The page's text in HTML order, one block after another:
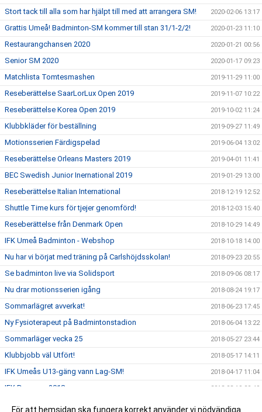
Stort tack till alla som har hjälpt till med att arrangera SM! 2020-02-06 13:17
Grattis Umeå! Badminton-SM kommer till stan 31/1-2/2! 2020-01-23 11:10
Restaurangchansen 2020 2020-01-21 00:56
Senior SM 2020 2020-01-17 09:23
Matchlista Tomtesmashen 2019-11-29 11:00
Reseberättelse SaarLorLux Open 2019 2019-11-07 10:22
Reseberättelse Korea Open 2019 2019-10-02 11:24
Klubbkläder för beställning 2019-09-27 11:49
Motionsserien Färdigspelad 2019-06-04 13:02
Reseberättelse Orleans Masters 2019 2019-04-01 11:41
BEC Swedish Junior Inernational 2019 2019-01-29 13:00
Reseberättelse Italian International 2018-12-19 12:52
Shuttle Time kurs för tjejer genomförd! 2018-12-03 15:40
Reseberättelse från Denmark Open 2018-10-29 14:49
IFK Umeå Badminton - Webshop 2018-10-18 14:00
Nu har vi börjat med träning på Carlshöjdsskolan! 2018-09-23 20:55
Se badminton live via Solidsport 2018-09-06 08:17
Nu drar motionsserien igång 2018-08-24 19:17
Sommarlägret avverkat! 2018-06-23 17:45
Ny Fysioterapeut på Badmintonstadion 2018-06-04 13:22
Sommarläger vecka 25 2018-05-27 23:44
Klubbjobb väl Utfört! 2018-05-17 14:11
IFK Umeås U13-gäng vann Lag-SM! 2018-04-17 11:04
IFK Droppen 2018 2018-03-19 20:49
För att hemsidan ska fungera korrekt använder vi nödvändiga